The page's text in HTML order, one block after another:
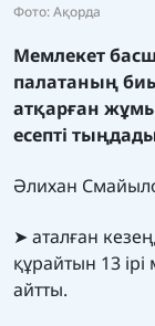
Фото: Ақорда
Мемлекет
палатаның
атқарған
есепті
Әлихан
➤ аталған
құрайтын 13 ірі
айтты.